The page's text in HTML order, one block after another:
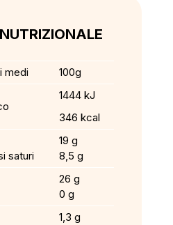
medi 100g
1444 kJ
346 kcal
saturi
19 g
8,5 g
26 g
0 g
1,3 g